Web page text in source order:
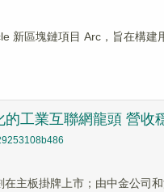
新區塊鏈項目 Arc，旨在構建
工業互聯網龍頭 營收
主板掛牌上市；由中金公司